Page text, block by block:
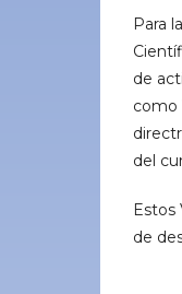
Para
de
como
del
Estos
de